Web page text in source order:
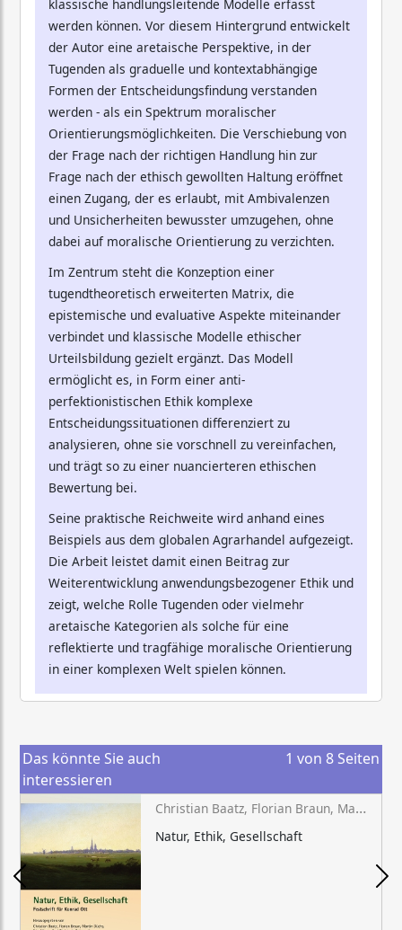
klassische handlungsleitende Modelle erfasst
werden können. Vor diesem Hintergrund entwickelt
der Autor eine aretaische Perspektive, in der
Tugenden als graduelle und kontextabhängige
Formen der Entscheidungsfindung verstanden
werden - als ein Spektrum moralischer
Orientierungsmöglichkeiten. Die Verschiebung von
der Frage nach der richtigen Handlung hin zur
Frage nach der ethisch gewollten Haltung eröffnet
einen Zugang, der es erlaubt, mit Ambivalenzen
und Unsicherheiten bewusster umzugehen, ohne
dabei auf moralische Orientierung zu verzichten.
Im Zentrum steht die Konzeption einer
tugendtheoretisch erweiterten Matrix, die
epistemische und evaluative Aspekte miteinander
verbindet und klassische Modelle ethischer
Urteilsbildung gezielt ergänzt. Das Modell
ermöglicht es, in Form einer anti-
perfektionistischen Ethik komplexe
Entscheidungssituationen differenziert zu
analysieren, ohne sie vorschnell zu vereinfachen,
und trägt so zu einer nuancierteren ethischen
Bewertung bei.
Seine praktische Reichweite wird anhand eines
Beispiels aus dem globalen Agrarhandel aufgezeigt.
Die Arbeit leistet damit einen Beitrag zur
Weiterentwicklung anwendungsbezogener Ethik und
zeigt, welche Rolle Tugenden oder vielmehr
aretaische Kategorien als solche für eine
reflektierte und tragfähige moralische Orientierung
in einer komplexen Welt spielen können.
Das könnte Sie auch
interessieren
1 von 8 Seiten
Christian Baatz, Florian Braun, Martin Düchs, Kira Meyer, Karl Christoph Reinmuth, Moritz Riemann (Hg.)
Natur, Ethik, Gesellschaft